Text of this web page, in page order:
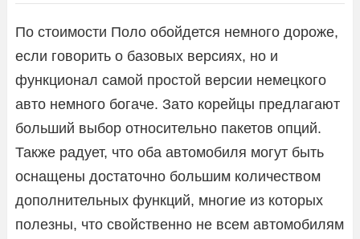
По стоимости Поло обойдется немного дороже,
если говорить о базовых версиях, но и
функционал самой простой версии немецкого
авто немного богаче. Зато корейцы предлагают
больший выбор относительно пакетов опций.
Также радует, что оба автомобиля могут быть
оснащены достаточно большим количеством
дополнительных функций, многие из которых
полезны, что свойственно не всем автомобилям